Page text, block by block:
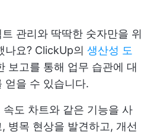
관리와 딱딱한 숫자만을 위
나요? ClickUp의 생산성 도
보고를 통해 업무 습관에 대
얻을 수 있습니다.
도 차트와 같은 기능을 사
병목 현상을 발견하고, 개선